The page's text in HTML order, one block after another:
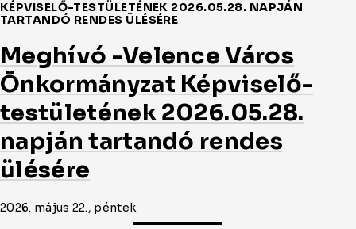
Meghívó -Velence Város
Önkormányzat Képviselő-
testületének 2026.05.28.
napján tartandó rendes
ülésére
KÉPVISELŐ-TESTÜLETÉNEK 2026.05.28. NAPJÁN
TARTANDÓ RENDES ÜLÉSÉRE
2026. május 22., péntek